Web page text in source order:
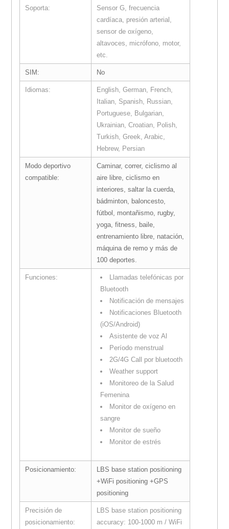
Soporta:
Sensor G, frecuencia
cardíaca, presión arterial,
sensor de oxígeno,
altavoces, micrófono, motor,
etc.
SIM: No
Idiomas:
English, German, French,
Italian, Spanish, Russian,
Portuguese, Bulgarian,
Ukrainian, Croatian, Polish,
Turkish, Greek, Arabic,
Hebrew, Persian
Modo deportivo
compatible:
Caminar, correr, ciclismo al
aire libre, ciclismo en
interiores, saltar la cuerda,
bádminton, baloncesto,
fútbol, montañismo, rugby,
yoga, fitness, baile,
entrenamiento libre, natación,
máquina de remo y más de
100 deportes.
Funciones:
Llamadas telefónicas por
Bluetooth
Notificación de mensajes
Notificaciones Bluetooth
(iOS/Android)
Asistente de voz Al
Período menstrual
2G/4G Call por bluetooth
Weather support
Monitoreo de la Salud
Femenina
Monitor de oxígeno en
sangre
Monitor de sueño
Monitor de estrés
Posicionamiento:
LBS base station positioning
+WiFi positioning +GPS
positioning
Precisión de
posicionamiento:
LBS base station positioning
accuracy: 100-1000 m / WiFi